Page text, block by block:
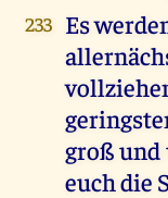
233 Es
groß und
euch die